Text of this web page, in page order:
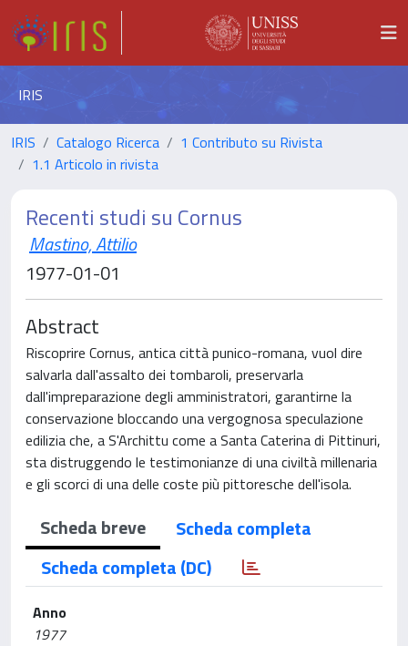
IRIS
IRIS Catalogo Ricerca
1 Contributo su Rivista
1.1 Articolo in rivista
Recenti studi su Cornus
Mastino, Attilio
1977-01-01
Abstract
Riscoprire Cornus, antica città punico-romana, vuol dire
salvarla dall'assalto dei tombaroli, preservarla
dall'impreparazione degli amministratori, garantirne la
conservazione bloccando una vergognosa speculazione
edilizia che, a S'Archittu come a Santa Caterina di Pittinuri,
sta distruggendo le testimonianze di una civiltà millenaria
e gli scorci di una delle coste più pittoresche dell'isola.
Scheda breve
Scheda completa
Scheda completa (DC)
Anno
1977